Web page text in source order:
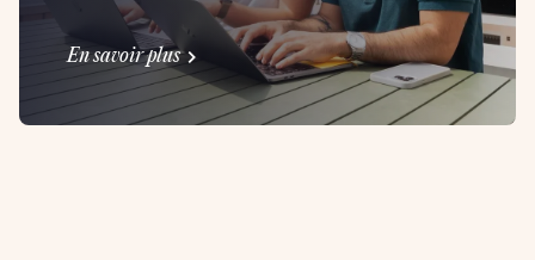
En savoir plus